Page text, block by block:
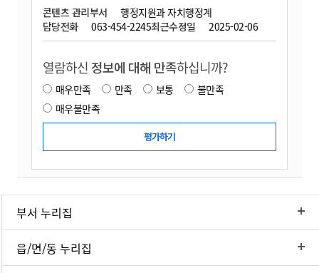
콘텐츠 관리부서
행정지원과 자치행정계
담당전화
063-454-2245최근수정일 2025-02-06
열람하신 정보에 대해 만족하십니까?
매우만족 만족 보통
불만족
매우불만족
부서 누리집
읍/면/동 누리집